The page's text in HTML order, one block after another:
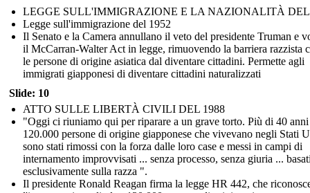
LEGGE SULL'IMMIGRAZIONE E LA NAZIONALITÀ DEL
Legge sull'immigrazione del 1952
Il Senato e la Camera annullano il veto del presidente Truman e
il McCarran-Walter Act in legge, rimuovendo la barriera razzista
le persone di origine asiatica dal diventare cittadini. Permette agli
immigrati giapponesi di diventare cittadini naturalizzati
Slide: 10
ATTO SULLE LIBERTÀ CIVILI DEL 1988
"Oggi ci riuniamo qui per riparare a un grave torto. Più di 40
120.000 persone di origine giapponese che vivevano negli Stati
sono stati rimossi con la forza dalle loro case e messi in campi di
internamento improvvisati ... senza processo, senza giuria ...
esclusivamente sulla razza ".
Il presidente Ronald Reagan firma la legge HR 442, che